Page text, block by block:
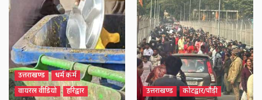
उत्तराखण्ड
धर्म कर्म
वायरल वीडियो
हरिद्वार
उत्तराखण्ड
कोटद्वार/पौड़ी